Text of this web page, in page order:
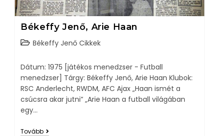
Békeffy Jenő, Arie Haan
Békeffy Jenő Cikkek
Dátum: 1975 [játékos menedzser - Futball
menedzser] Tárgy: Békeffy Jenő, Arie Haan Klubok:
RSC Anderlecht, RWDM, AFC Ajax „Haan ismét a
csúcsra akar jutni” „Arie Haan a futball világában
egy…
Tovább